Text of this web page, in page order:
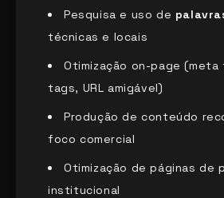
Pesquisa e uso de
técnicas e locais
Otimização on-page
tags, URL amigável)
Produção de conteúdo
foco comercial
Otimização de páginas de
institucional